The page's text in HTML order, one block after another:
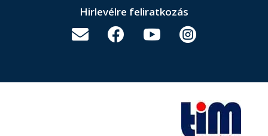
Hirlevélre feliratkozás
   